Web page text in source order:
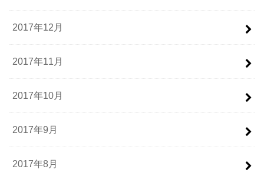
2017年12月
2017年11月
2017年10月
2017年9月
2017年8月